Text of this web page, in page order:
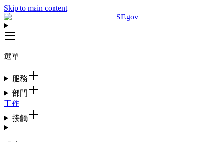
Skip to main content
SF.gov
選單
服務
部門
工作
接觸